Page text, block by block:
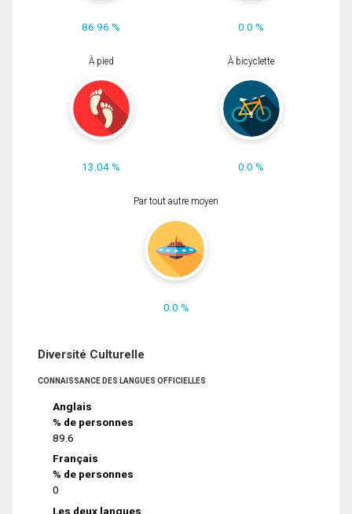
86.96 % 0.0 %
À pied
13.04 %
À bicyclette
0.0 %
Par tout autre moyen
0.0 %
Diversité Culturelle
CONNAISSANCE DES LANGUES OFFICIELLES
Anglais
% de personnes
89.6
Français
% de personnes
0
Les deux langues